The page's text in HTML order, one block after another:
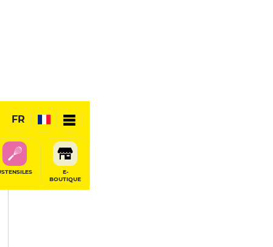
FR
E-
BOUTIQUE
PARTAGER